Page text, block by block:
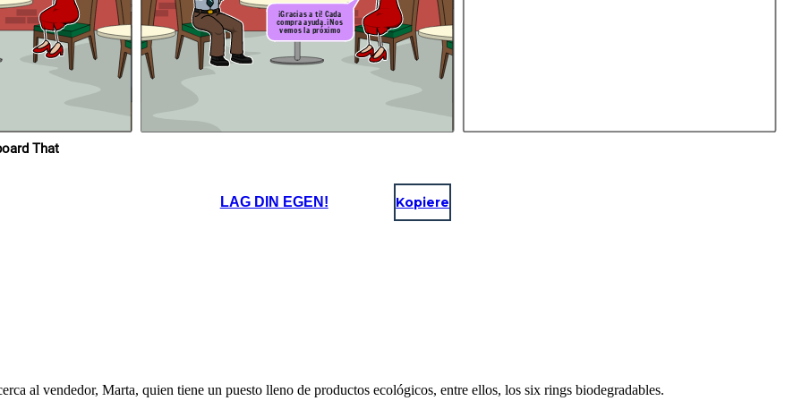
razón en
parece
en Storyboard That
¡Gracias a ti! Cada
compra ayuda. ¡Nos
vemos la próximo
LAG DIN EGEN! Kopiere
al vendedor, Marta, quien tiene un puesto lleno de productos ecológicos, entre ellos, los six rings biodegradables.